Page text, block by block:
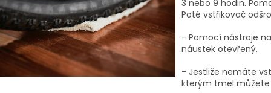
3 nebo 9 hodin.
Poté vstřikovač
- Pomocí nástroje
náustek otevřený.
- Jestliže nemáte
kterým tmel